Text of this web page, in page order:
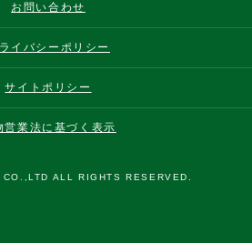
お問い合わせ
イバシーポリシー
サイトポリシー
営業法に基づく表示
ALL RIGHTS RESERVED.